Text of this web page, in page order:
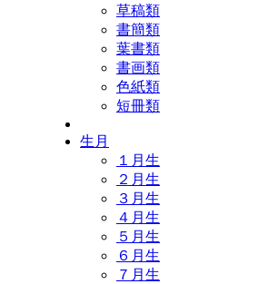
草稿類
書簡類
葉書類
書画類
色紙類
短冊類
生月
１月生
２月生
３月生
４月生
５月生
６月生
７月生